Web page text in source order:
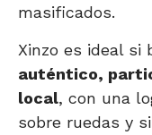
masificados.
Xinzo es ideal si
auténtico,
local, con una
sobre ruedas y